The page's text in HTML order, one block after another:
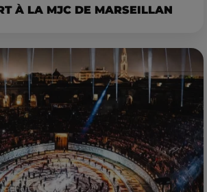
À LA MJC DE MARSEILLAN